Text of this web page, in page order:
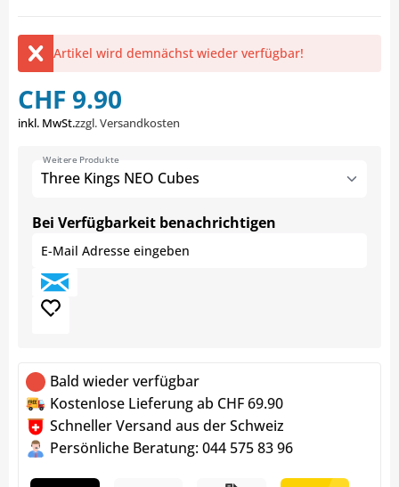
Artikel wird demnächst wieder verfügbar!
CHF 9.90
inkl. MwSt.zzgl. Versandkosten
Three Kings NEO Cubes
Weitere Produkte
Bei Verfügbarkeit benachrichtigen
Bald wieder verfügbar
Kostenlose Lieferung ab CHF 69.90
Schneller Versand aus der Schweiz
Persönliche Beratung: 044 575 83 96